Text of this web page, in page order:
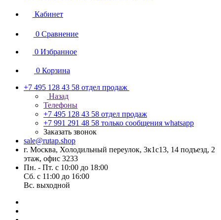
Кабинет
0 Сравнение
0 Избранное
0 Корзина
+7 495 128 43 58 отдел продаж
Назад
Телефоны
+7 495 128 43 58 отдел продаж
+7 991 291 48 58 только сообщения whatsapp
Заказать звонок
sale@rutap.shop
г. Москва, Холодильный переулок, 3к1с13, 14 подъезд, 2
этаж, офис 3233
Пн. - Пт. с 10:00 до 18:00
Сб. с 11:00 до 16:00
Вс. выходной